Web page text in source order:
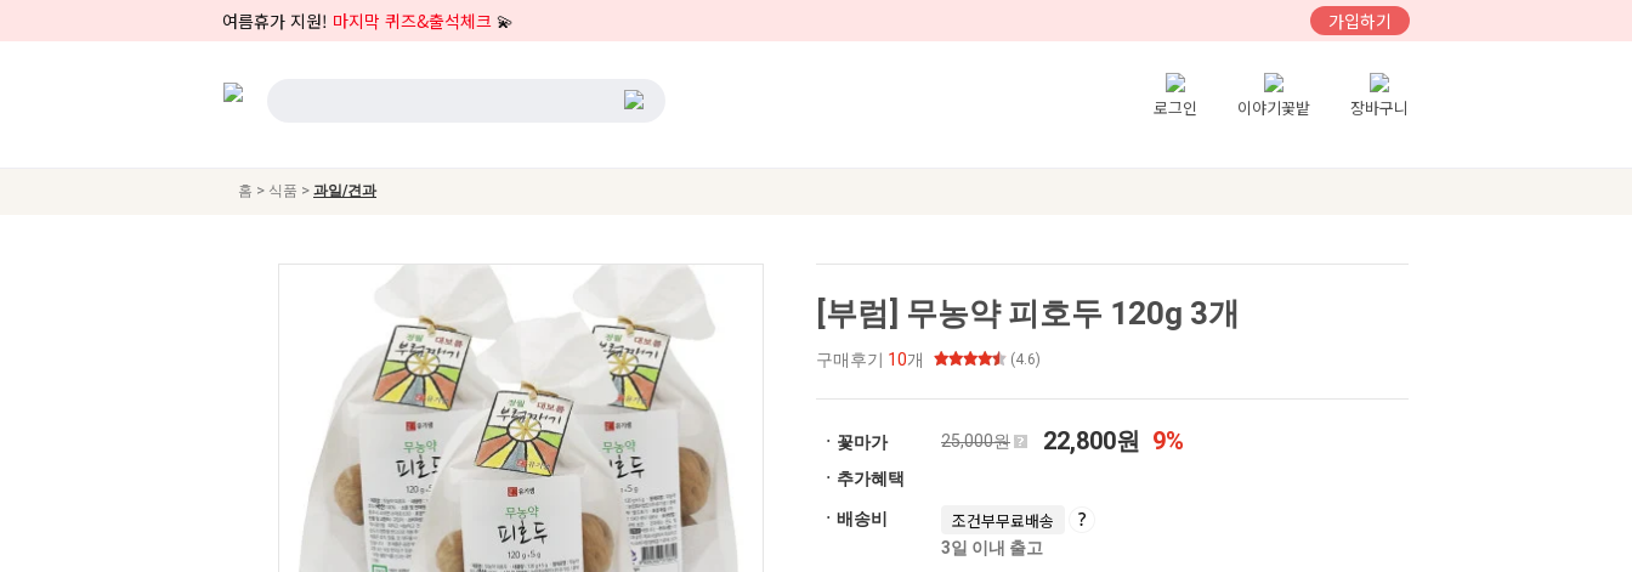
여름휴가 지원! 마지막 퀴즈&출석체크 💫 가입하기
로그인 이야기꽃밭 장바구니
홈 > 식품 > 과일/견과
[부럼] 무농약 피호두 120g 3개
구매후기 10개 (4.6)
ㆍ꽃마가 25,000원 22,800원 9%
ㆍ추가혜택
ㆍ배송비 조건부무료배송
3일 이내 출고